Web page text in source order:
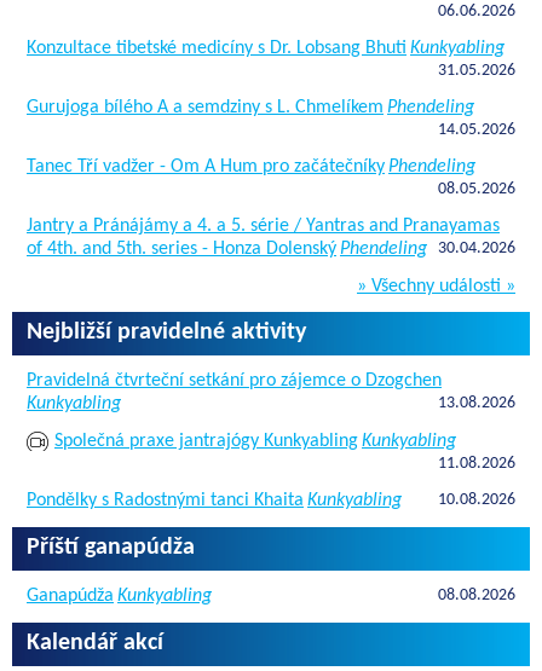
06.06.2026
Konzultace tibetské medicíny s Dr. Lobsang Bhuti Kunkyabling
31.05.2026
Gurujoga bílého A a semdziny s L. Chmelíkem Phendeling
14.05.2026
Tanec Tří vadžer - Om A Hum pro začátečníkyPhendeling
08.05.2026
Jantry a Pránájámy a 4. a 5. série / Yantras and Pranayamas
of 4th. and 5th. series - Honza DolenskýPhendeling 30.04.2026
» Všechny události »
Nejbližší pravidelné aktivity
Pravidelná čtvrteční setkání pro zájemce o Dzogchen
Kunkyabling
13.08.2026
Společná praxe jantrajógy KunkyablingKunkyabling
11.08.2026
Pondělky s Radostnými tanci Khaita Kunkyabling 10.08.2026
Příští ganapúdža
Ganapúdža Kunkyabling 08.08.2026
Kalendář akcí